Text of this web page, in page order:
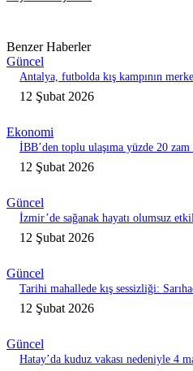
Benzer Haberler
Güncel
Antalya, futbolda kış kampının
12 Şubat 2026
Ekonomi
İBB’den toplu ulaşıma yüzde 20
12 Şubat 2026
Güncel
İzmir’de sağanak hayatı olumsuz
12 Şubat 2026
Güncel
Tarihi mahallede kış sessizliği:
12 Şubat 2026
Güncel
Hatay’da kuduz vakası nedeniyle 4